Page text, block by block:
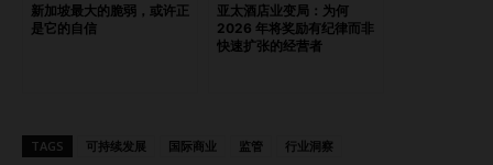
首要关注，但社交媒体表明，新加坡人是关心环境的——尤其
当破坏变得可见时。从水獭栖息地、四处游荡的鸡群，到绿地
两位人物脱颖而出。 Anbarasi “Anbu” Boopal是动物福利组
新加坡最大的脆弱，或许正
是它的自信
亚太酒店业变局：为何
2026 年将奖励有纪律而非
快速扩张的经营者
TAGS 可持续发展 国际商业 监管 行业洞察